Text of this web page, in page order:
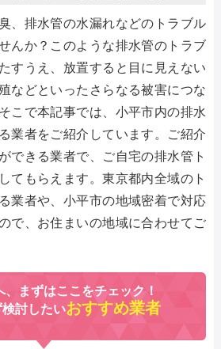
、排水管の水漏れなどのトラブル
んか？このような排水管のトラブ
すうえ、放置すると目に見えない
などといったさらなる被害につな
こで本記事では、小平市内の排水
業者をご紹介しています。ご紹介
できる業者で、ご自宅の排水管ト
てもらえます。東京都内全域のト
業者や、小平市の地域密着で対応
で、お住まいの地域に合わせてご
、まずはここをチェック！
討したいおすすめ業者